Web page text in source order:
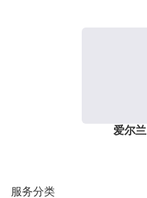
爱尔兰
服务分类